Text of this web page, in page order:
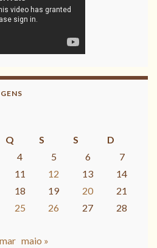
Q S S
D
4 5 6
7
11 12 13
14
18 19 20
21
25 26 27
28
maio »